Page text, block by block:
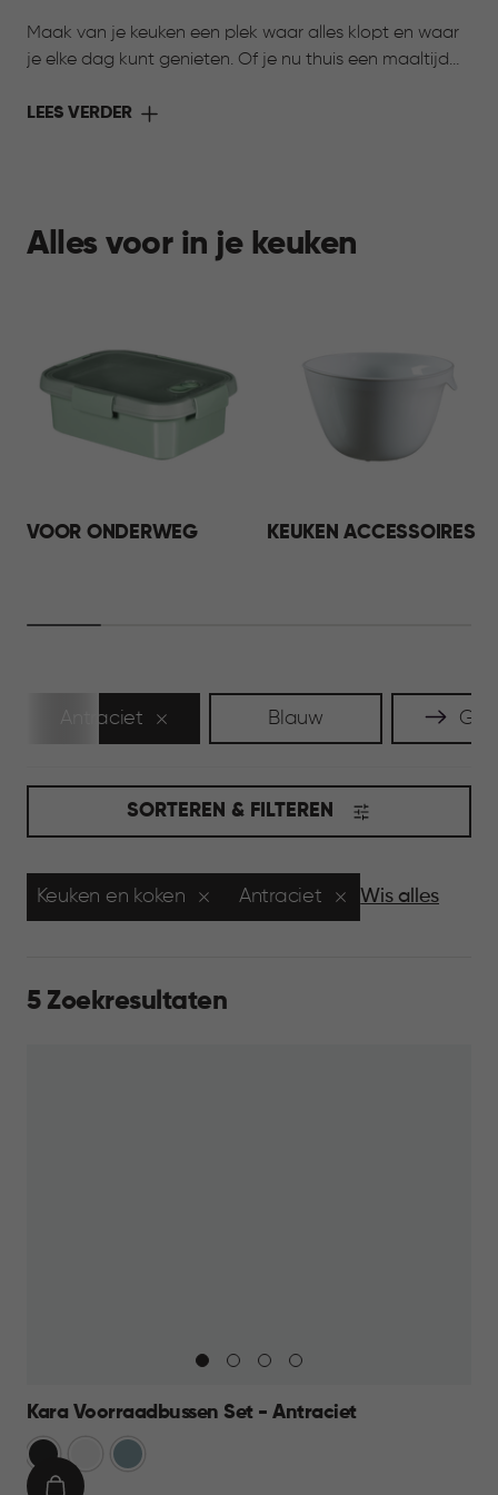
Maak van je keuken een plek waar alles klopt en waar
je elke dag kunt genieten. Of je nu thuis een maaltijd
Curver heeft de oplossing. Met de collectie Keuken &
eenvoudig om je favoriete gerechten overal mee
LEES VERDER
Alles voor in je keuken
VOOR ONDERWEG KEUKEN ACCESSOIRES
Antraciet Blauw Grijs
SORTEREN & FILTEREN
Keuken en koken Antraciet Wis alles
5 Zoekresultaten
Kara Voorraadbussen Set - Antraciet
Antraciet Blauw